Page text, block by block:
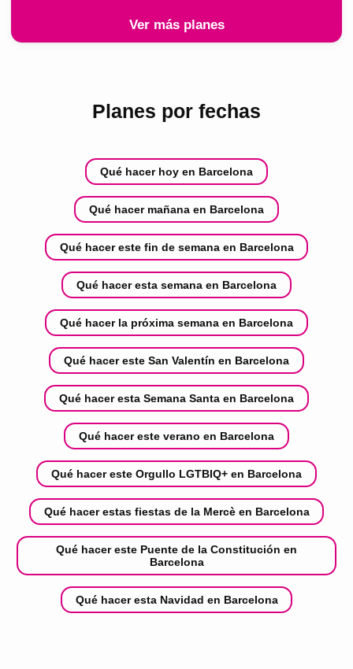
Ver más planes
Planes por fechas
Qué hacer hoy en Barcelona
Qué hacer mañana en Barcelona
Qué hacer este fin de semana en Barcelona
Qué hacer esta semana en Barcelona
Qué hacer la próxima semana en Barcelona
Qué hacer este San Valentín en Barcelona
Qué hacer esta Semana Santa en Barcelona
Qué hacer este verano en Barcelona
Qué hacer este Orgullo LGTBIQ+ en Barcelona
Qué hacer estas fiestas de la Mercè en Barcelona
Qué hacer este Puente de la Constitución en
Barcelona
Qué hacer esta Navidad en Barcelona